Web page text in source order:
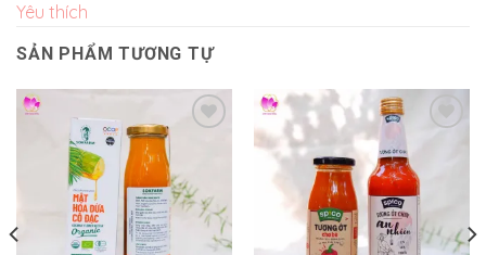
Yêu thích
SẢN PHẨM TƯƠNG TỰ